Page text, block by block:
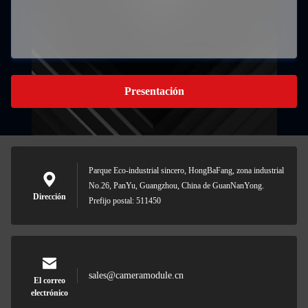
Presentación
Dirección
Parque Eco-industrial sincero, HongBaFang, zona industrial
No.26, PanYu, Guangzhou, China de GuanNanYong.
Prefijo postal: 511450
El correo
electrónico
sales@cameramodule.cn